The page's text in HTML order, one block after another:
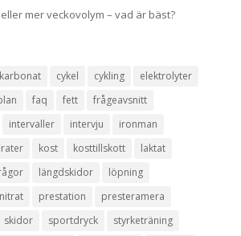
mer veckovolym – vad är bäst?
cykel cykling
elektrolyter
faq fett
frågeavsnitt
intervaller intervju
ironman
kost kosttillskott
laktat
längdskidor
löpning
nitrat prestation
presteramera
skidor sportdryck
styrketräning